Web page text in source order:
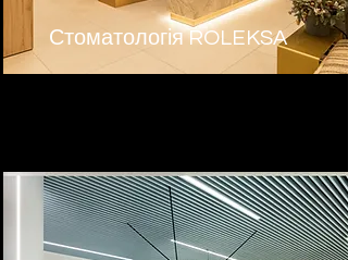
Стоматологія ROLEKSA